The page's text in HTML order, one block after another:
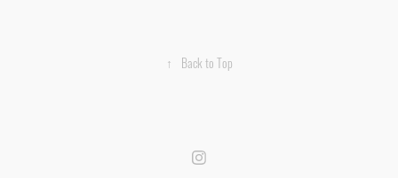
↑ Back to Top